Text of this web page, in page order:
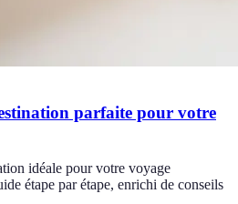
parfaite pour votre
idéale pour votre voyage
étape par étape, enrichi de conseils